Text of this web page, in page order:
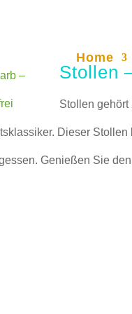
Home
Stollen
Stollen
Dieser
Genießen Sie